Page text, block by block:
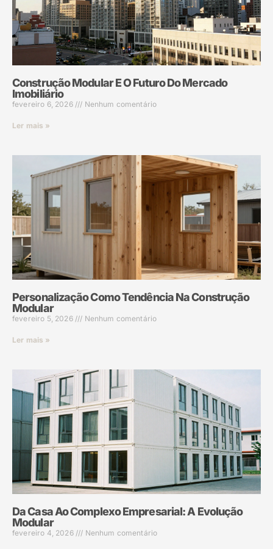
Construção Modular E O Futuro Do Mercado
Imobiliário
fevereiro 6, 2026 Nenhum comentário
Ler mais »
Personalização Como Tendência Na Construção
Modular
fevereiro 5, 2026 Nenhum comentário
Ler mais »
Da Casa Ao Complexo Empresarial: A Evolução
Modular
fevereiro 4, 2026 Nenhum comentário